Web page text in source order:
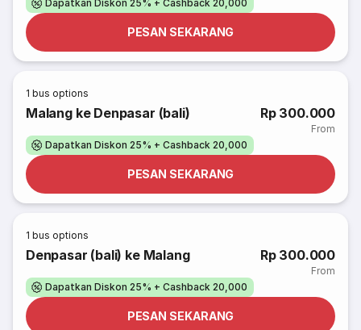
Dapatkan Diskon 25% + Cashback 20,000
PESAN SEKARANG
1 bus options
Malang ke Denpasar (bali) Rp 300.000
From
Dapatkan Diskon 25% + Cashback 20,000
PESAN SEKARANG
1 bus options
Denpasar (bali) ke Malang Rp 300.000
From
Dapatkan Diskon 25% + Cashback 20,000
PESAN SEKARANG